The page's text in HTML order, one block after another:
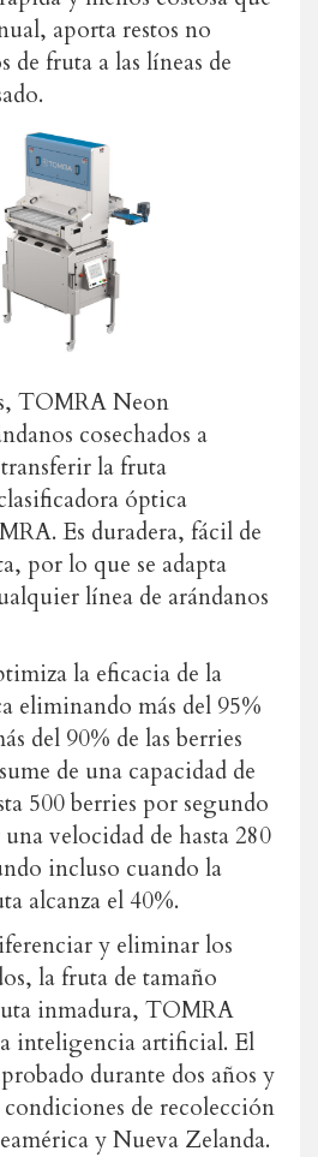
aporta restos no
de fruta a las líneas de
TOMRA Neon
cosechados a
la fruta
óptica
Es duradera, fácil de
por lo que se adapta
línea de arándanos
la eficacia de la
eliminando más del 95%
del 90% de las berries
de una capacidad de
500 berries por segundo
velocidad de hasta 280
incluso cuando la
alcanza el 40%.
y eliminar los
la fruta de tamaño
inmadura, TOMRA
inteligencia artificial. El
durante dos años y
de recolección
y Nueva Zelanda.